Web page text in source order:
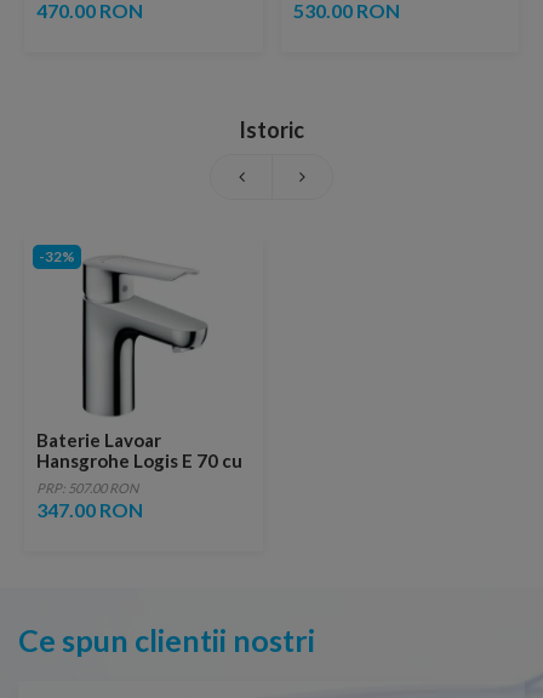
470.00 RON 530.00 RON
Istoric
-32%
Baterie Lavoar
Hansgrohe Logis E 70 cu
ventil pop-up inclus
PRP: 507.00 RON
347.00 RON
Ce spun clientii nostri